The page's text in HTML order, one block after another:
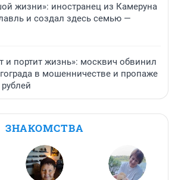
жизни»: иностранец из Камеруна
и создал здесь семью —
и портит жизнь»: москвич обвинил
в мошенничестве и пропаже
ЗНАКОМСТВА